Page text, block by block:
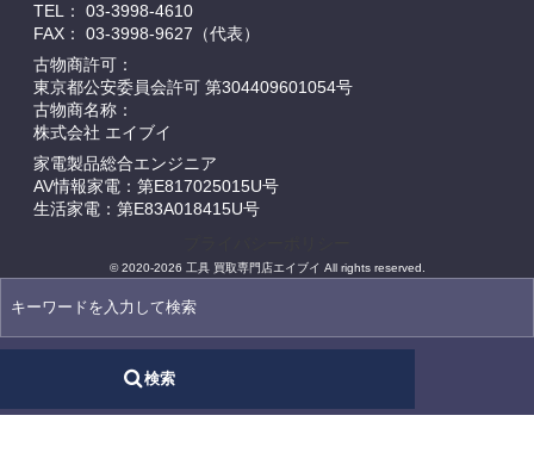
TEL： 03-3998-4610
FAX： 03-3998-9627（代表）
古物商許可：
東京都公安委員会許可 第304409601054号
古物商名称：
株式会社 エイブイ
家電製品総合エンジニア
AV情報家電：第E817025015U号
生活家電：第E83A018415U号
© 2020-2026 工具 買取専門店エイブイ All rights reserved.
検索